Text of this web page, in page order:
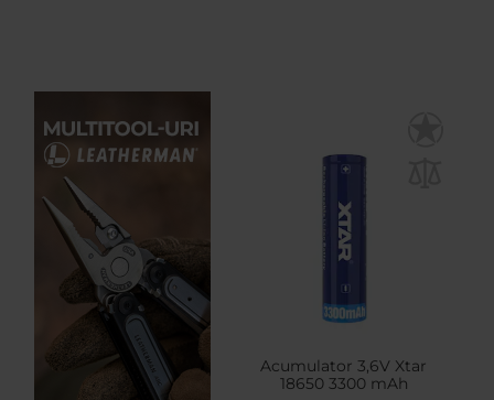
Acumulator 3,6V Xtar
18650 3300 mAh